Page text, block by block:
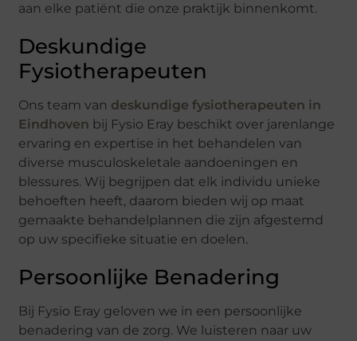
aan elke patiënt die onze praktijk binnenkomt.
Deskundige
Fysiotherapeuten
Ons team van deskundige fysiotherapeuten in
Eindhoven bij Fysio Eray beschikt over jarenlange
ervaring en expertise in het behandelen van
diverse musculoskeletale aandoeningen en
blessures. Wij begrijpen dat elk individu unieke
behoeften heeft, daarom bieden wij op maat
gemaakte behandelplannen die zijn afgestemd
op uw specifieke situatie en doelen.
Persoonlijke Benadering
Bij Fysio Eray geloven we in een persoonlijke
benadering van de zorg. We luisteren naar uw